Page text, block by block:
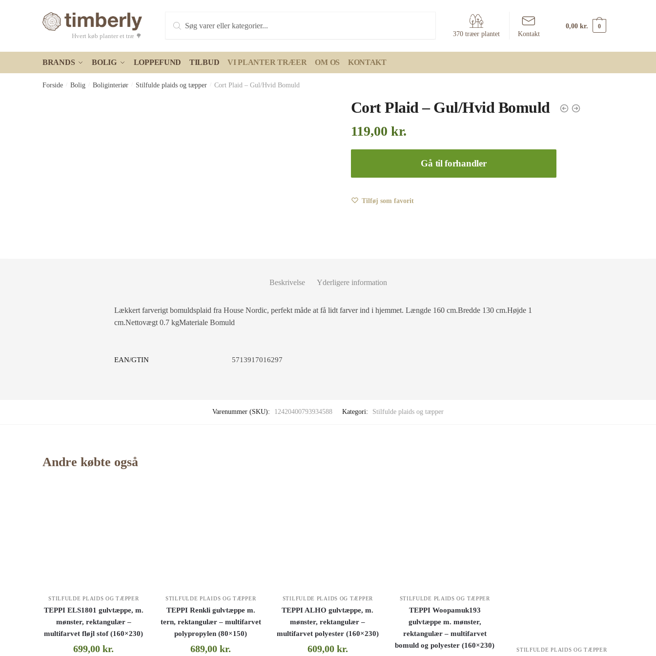
Hvert køb planter et træ 🌳
search
370 træer plantet Kontakt
0,00 kr. 0
BRANDS BOLIG LOPPEFUND TILBUD VI PLANTER TRÆER OM OS KONTAKT
Forside Bolig Boliginteriør Stilfulde plaids og tæpper Cort Plaid – Gul/Hvid Bomuld
Cort Plaid – Gul/Hvid Bomuld
119,00 kr.
Gå til forhandler
Tilføj som favorit
Beskrivelse Yderligere information
Lækkert farverigt bomuldsplaid fra House Nordic, perfekt måde at få lidt farver ind i hjemmet. Længde 160 cm.Bredde 130 cm.Højde 1
cm.Nettovægt 0.7 kgMateriale Bomuld
EAN/GTIN 5713917016297
Varenummer (SKU): 12420400793934588 Kategori: Stilfulde plaids og tæpper
Andre købte også
STILFULDE PLAIDS OG TÆPPER
TEPPI ELS1801 gulvtæppe, m.
mønster, rektangulær –
multifarvet fløjl stof (160×230)
699,00kr.
STILFULDE PLAIDS OG TÆPPER
TEPPI Renkli gulvtæppe m.
tern, rektangulær – multifarvet
polypropylen (80×150)
689,00kr.
STILFULDE PLAIDS OG TÆPPER
TEPPI ALHO gulvtæppe, m.
mønster, rektangulær –
multifarvet polyester (160×230)
609,00 kr.
STILFULDE PLAIDS OG TÆPPER
TEPPI Woopamuk193
gulvtæppe m. mønster,
rektangulær – multifarvet
bomuld og polyester (160×230)
STILFULDE PLAIDS OG TÆPPER